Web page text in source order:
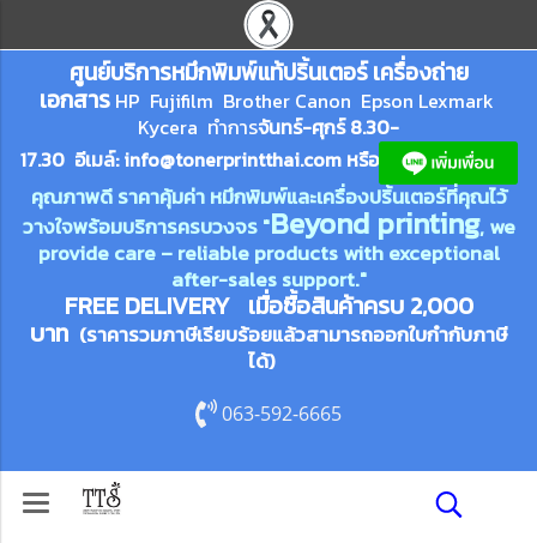
ศูนย์บริการหมึกพิมพ์แท้ปริ้นเตอร์ เครื่องถ่าย
เอกสาร HP Fujifilm Brother Canon Epson Lexmark
Kycera ทำการจันทร์-ศุกร์ 8.30-
17.30 อีเมล์:info@tonerprintthai.com หรือ
คุณภาพดี ราคาคุ้มค่า หมึกพิมพ์และเครื่องปริ้นเตอร์ที่คุณไว้
วางใจพร้อมบริการครบวงจร "Beyond printing, we
provide care – reliable products with exceptional
after-sales support."
FREE DELIVERY เมื่อซื้อสินค้าครบ 2,000
บาท (ราคารวมภาษีเรียบร้อยแล้วสามารถออกใบกำกับภาษี
ได้)
063-592-6665